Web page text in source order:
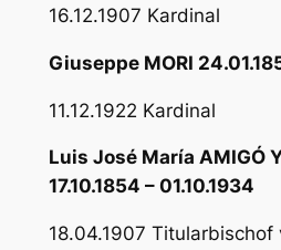
16.12.1907 Kardinal
Giuseppe MORI
11.12.1922 Kardinal
Luis José María AMIGÓ Y
17.10.1854 – 01.10.1934
18.04.1907 Titularbischof